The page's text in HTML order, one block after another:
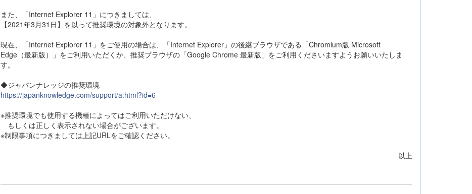
また、「Internet Explorer 11」につきましては、
【2021年3月31日】を以って推奨環境の対象外となります。
現在、「Internet Explorer 11」をご使用の場合は、「Internet Explorer」の後継ブラウザである「Chromium版 Microsoft
Edge（最新版）」をご利用いただくか、推奨ブラウザの「Google Chrome 最新版」をご利用くださいますようお願いいたしま
す。
◆ジャパンナレッジの推奨環境
https://japanknowledge.com/support/a.html?id=6
※推奨環境でも使用する機種によってはご利用いただけない、
もしくは正しく表示されない場合がございます。
※制限事項につきましては上記URLをご確認ください。
以上